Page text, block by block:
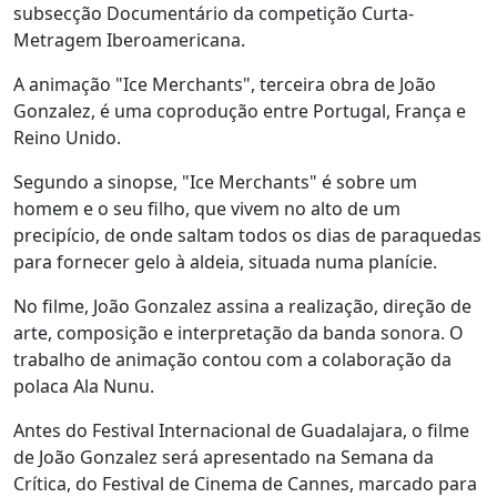
subsecção Documentário da competição Curta-
Metragem Iberoamericana.
A animação "Ice Merchants", terceira obra de João
Gonzalez, é uma coprodução entre Portugal, França e
Reino Unido.
Segundo a sinopse, "Ice Merchants" é sobre um
homem e o seu filho, que vivem no alto de um
precipício, de onde saltam todos os dias de paraquedas
para fornecer gelo à aldeia, situada numa planície.
No filme, João Gonzalez assina a realização, direção de
arte, composição e interpretação da banda sonora. O
trabalho de animação contou com a colaboração da
polaca Ala Nunu.
Antes do Festival Internacional de Guadalajara, o filme
de João Gonzalez será apresentado na Semana da
Crítica, do Festival de Cinema de Cannes, marcado para